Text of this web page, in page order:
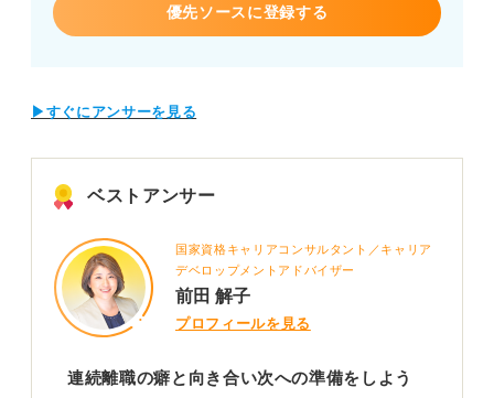
方について具体的なアドバイスをいただけますでしょう
か。
優先ソースに登録する
▶すぐにアンサーを見る
ベストアンサー
国家資格キャリアコンサルタント／キャリア
デベロップメントアドバイザー
前田 解子
プロフィールを見る
連続離職の癖と向き合い次への準備をしよう